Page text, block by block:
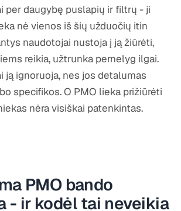
per daugybę puslapių ir filtrų - ji
nė vienos iš šių užduočių itin
naudotojai nustoja į ją žiūrėti,
reikia, užtrunka pernelyg ilgai.
ją ignoruoja, nes jos detalumas
specifikos. O PMO lieka prižiūrėti
nėra visiškai patenkintas.
PMO bando
- ir kodėl tai neveikia